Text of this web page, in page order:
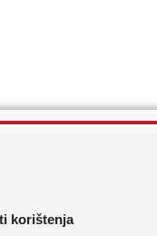
korištenja